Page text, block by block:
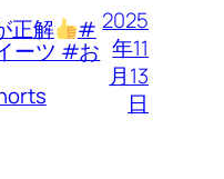
正解 #
ーツ #お
2025
年11
月13
日